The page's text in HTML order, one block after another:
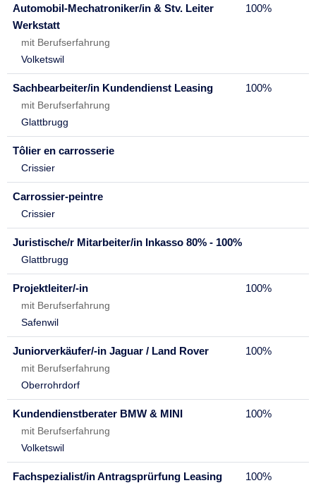
Automobil-Mechatroniker/in & Stv. Leiter
Werkstatt
100%
mit Berufserfahrung
Volketswil
Sachbearbeiter/in Kundendienst Leasing 100%
mit Berufserfahrung
Glattbrugg
Tôlier en carrosserie
Crissier
Carrossier-peintre
Crissier
Juristische/r Mitarbeiter/in Inkasso 80% - 100%
Glattbrugg
Projektleiter/-in 100%
mit Berufserfahrung
Safenwil
Juniorverkäufer/-in Jaguar / Land Rover 100%
mit Berufserfahrung
Oberrohrdorf
Kundendienstberater BMW & MINI 100%
mit Berufserfahrung
Volketswil
Fachspezialist/in Antragsprürfung Leasing 100%